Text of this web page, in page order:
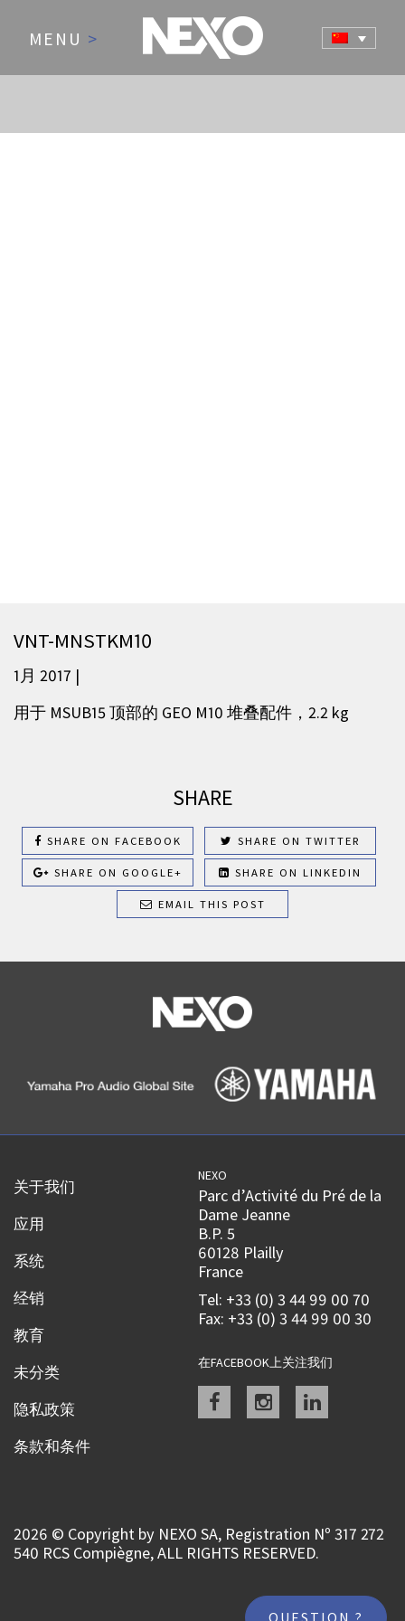
QUESTION ?
MENU >
VNT-MNSTKM10
1月 2017 |
用于 MSUB15 顶部的 GEO M10 堆叠配件，2.2 kg
SHARE
SHARE ON FACEBOOK SHARE ON TWITTER
SHARE ON GOOGLE+ SHARE ON LINKEDIN
EMAIL THIS POST
关于我们
应用
系统
经销
教育
未分类
隐私政策
条款和条件
NEXO
Parc d’Activité du Pré de la
Dame Jeanne
B.P. 5
60128 Plailly
France
Tel: +33 (0) 3 44 99 00 70
Fax: +33 (0) 3 44 99 00 30
在FACEBOOK上关注我们
Facebookinstagramlinkedin
2026 © Copyright by NEXO SA, Registration Nº 317 272
540 RCS Compiègne, ALL RIGHTS RESERVED.